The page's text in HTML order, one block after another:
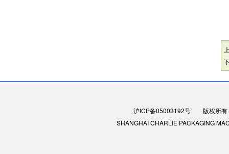
沪ICP备05003192号版权所有：
SHANGHAI CHARLIE PACKAGING